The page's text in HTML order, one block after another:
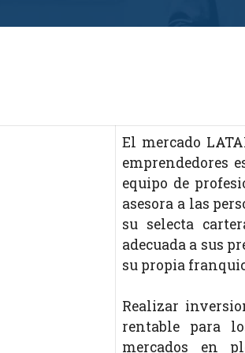
El mercado
emprendedores
equipo de
asesora a las
su selecta
adecuada a sus
su propia
Realizar
rentable para
mercados en